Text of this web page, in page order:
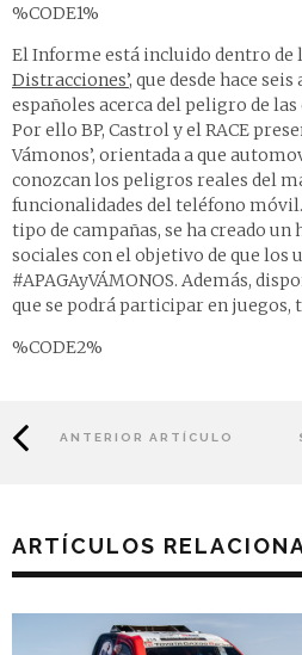
%CODE1%
El Informe está incluido dentro de
Distracciones’, que desde hace
españoles acerca del peligro de
Por ello BP, Castrol y el RACE
Vámonos’, orientada a que
conozcan los peligros reales del
funcionalidades del teléfono
tipo de campañas, se ha creado un
sociales con el objetivo de que los
#APAGAyVÁMONOS. Además,
que se podrá participar en juegos,
%CODE2%
ANTERIOR ARTÍCULO
ARTÍCULOS